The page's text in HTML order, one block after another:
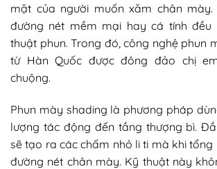
mặt của người muốn xăm chân mày.
đường nét mềm mại hay cá tính đều
thuật phun. Trong đó, công nghệ phun
từ Hàn Quốc được đông đảo chị
chuộng.
Phun mày shading là phương pháp
lượng tác động đến tầng thượng bì.
sẽ tạo ra các chấm nhỏ li ti mà khi
đường nét chân mày. Kỹ thuật này